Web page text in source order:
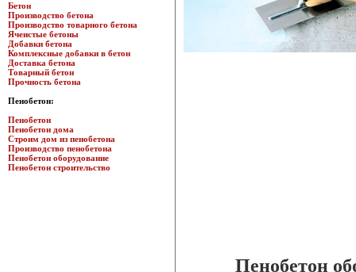
Бетон
Производство бетона
Производство товарного бетона
Ячеистые бетоны
Добавки бетона
Комплексные добавки в бетон
Доставка бетона
Товарный бетон
Прочность бетона
Пенобетон:
Пенобетон
Пенобетон дома
Строим дом из пенобетона
Производство пенобетона
Пенобетон оборудование
Пенобетон строительство
Пенобетон